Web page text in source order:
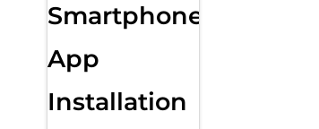
Smartphone
App
Installation